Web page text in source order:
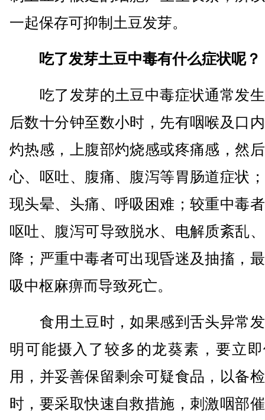
一起保存可抑制土豆发芽。
吃了发芽土豆中毒有什么症状呢？
吃了发芽的土豆中毒症状通常发
后数十分钟至数小时，先有咽喉及口
灼热感，上腹部灼烧感或疼痛感，然
心、呕吐、腹痛、腹泻等胃肠道症状
现头晕、头痛、呼吸困难；较重中毒
呕吐、腹泻可导致脱水、电解质紊乱
降；严重中毒者可出现昏迷及抽搐，
吸中枢麻痹而导致死亡。
食用土豆时，如果感到舌头异常
明可能摄入了较多的龙葵素，要立
用，并妥善保留剩余可疑食品，以备
时，要采取快速自救措施，刺激咽部